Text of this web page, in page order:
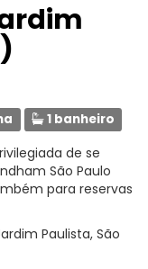
1 banheiro
de se
São Paulo
para reservas
Paulista, São